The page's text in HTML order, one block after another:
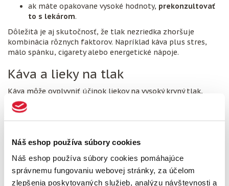
Náš eshop používa súbory cookies
Náš eshop používa súbory cookies pomáhajúce
správnemu fungovaniu webovej stránky, za účelom
zlepšenia poskytovaných služieb, analýzu návštevnosti a
ak máte opakovane vysoké hodnoty, prekonzultovať
to s lekárom.
Dôležitá je aj skutočnosť, že tlak nezriedka zhoršuje
kombinácia rôznych faktorov. Napríklad káva plus stres,
málo spánku, cigarety alebo energetické nápoje.
Káva a lieky na tlak
Káva môže ovplyvniť účinok liekov na vysoký krvný tlak,
pretože kofeín dočasne zvyšuje krvný tlak a tepovú
frekvenciu. U niektorých ľudí môže
antihypertenzív(liekov na znižovanie vysokého krvného
srdca činervozita.
Zvyšuje dlhodobé pitie kávy riziko
vysokého tlaku?